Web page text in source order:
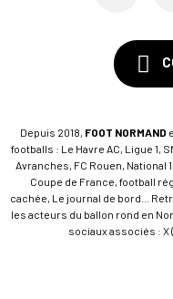
Depuis 2018, FOOT NORMAND
footballs : Le Havre AC, Ligue 1,
Avranches, FC Rouen, National
Coupe de France, football
cachée, Le journal de bord...
les acteurs du ballon rond en
sociaux associés : X